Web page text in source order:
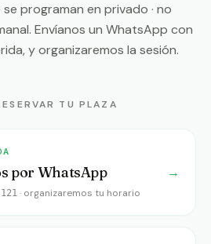
programan en privado · no
Envíanos un WhatsApp con
y organizaremos la sesión.
TU PLAZA
por WhatsApp
· organizaremos tu horario
→